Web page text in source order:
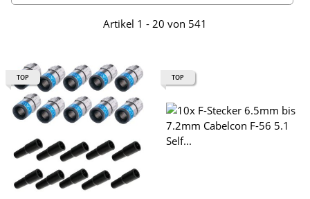
Artikel 1 - 20 von 541
TOP TOP